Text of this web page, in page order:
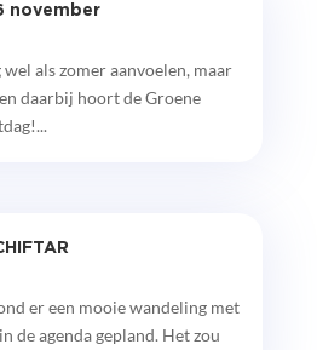
november
als zomer aanvoelen, maar
daarbij hoort de Groene
er een mooie wandeling met
de agenda gepland. Het zou